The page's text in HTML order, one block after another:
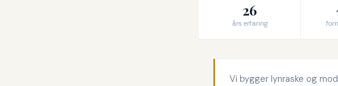
26
års erfaring
Vi bygger lynraske og